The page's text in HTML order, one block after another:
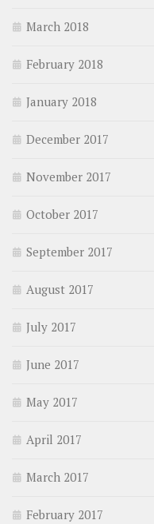
March 2018
February 2018
January 2018
December 2017
November 2017
October 2017
September 2017
August 2017
July 2017
June 2017
May 2017
April 2017
March 2017
February 2017